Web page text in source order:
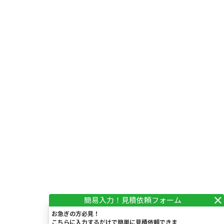
お急ぎの方必見！
こちらに入力するだけで簡単に見積依頼できま